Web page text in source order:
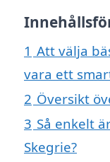
1 Att välja
vara ett
2 Översikt
3 Så enkelt
Skegrie?